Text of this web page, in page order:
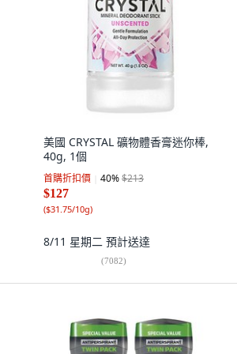
美國 CRYSTAL 礦物體香膏迷你棒,
40g, 1個
首購折扣價 40%$213
$127
($31.75/10g)
8/11 星期二 預計送達
(7082)